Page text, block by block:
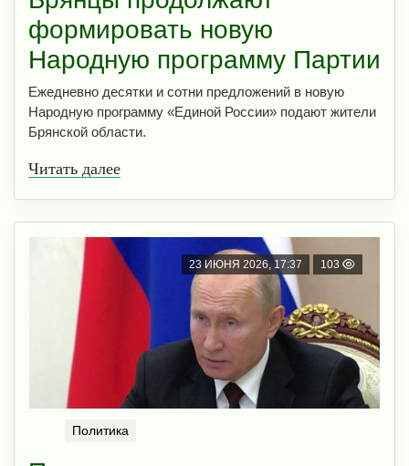
формировать новую
Народную программу Партии
Ежедневно десятки и сотни предложений в новую
Народную программу «Единой России» подают жители
Брянской области.
Читать далее
23 ИЮНЯ 2026, 17:37 103
Политика